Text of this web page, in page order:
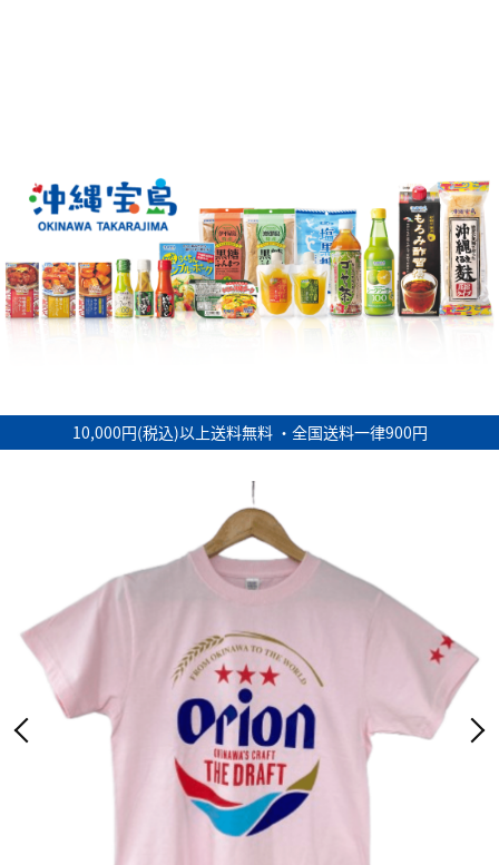
10,000円(税込)以上送料無料 ・全国送料一律900円